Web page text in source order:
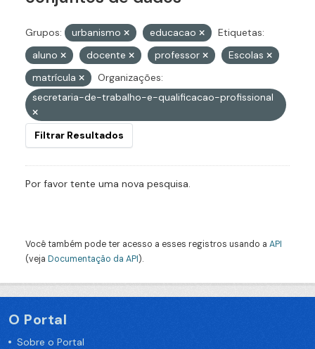
Grupos: urbanismo educacao
Etiquetas:
aluno
docente professor
Escolas
matrícula
Organizações:
secretaria-de-trabalho-e-qualificacao-profissional
Filtrar Resultados
Por favor tente uma nova pesquisa.
Você também pode ter acesso a esses registros usando a API
(veja Documentação da API).
O Portal
Sobre o Portal